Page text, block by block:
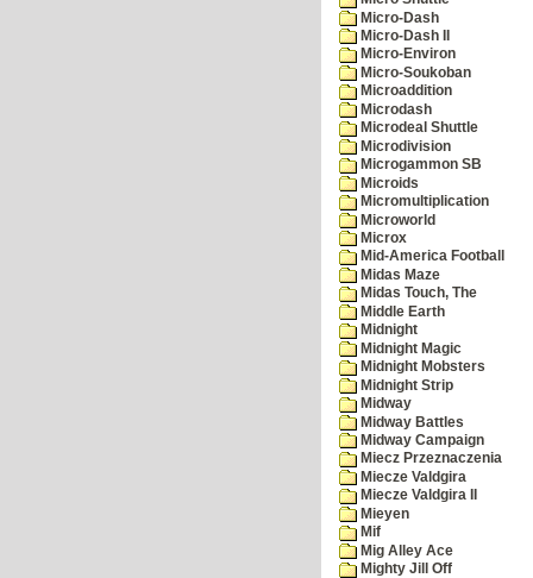
Micro-Dash
Micro-Dash II
Micro-Environ
Micro-Soukoban
Microaddition
Microdash
Microdeal Shuttle
Microdivision
Microgammon SB
Microids
Micromultiplication
Microworld
Microx
Mid-America Football
Midas Maze
Midas Touch, The
Middle Earth
Midnight
Midnight Magic
Midnight Mobsters
Midnight Strip
Midway
Midway Battles
Midway Campaign
Miecz Przeznaczenia
Miecze Valdgira
Miecze Valdgira II
Mieyen
Mif
Mig Alley Ace
Mighty Jill Off